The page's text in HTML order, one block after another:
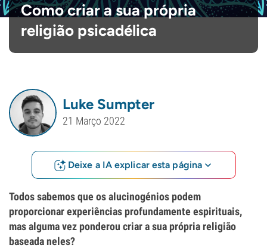
Como criar a sua própria
religião psicadélica
Luke Sumpter
21 Março 2022
Deixe a IA explicar esta página
Todos sabemos que os alucinogénios podem
proporcionar experiências profundamente espirituais,
mas alguma vez ponderou criar a sua própria religião
baseada neles?